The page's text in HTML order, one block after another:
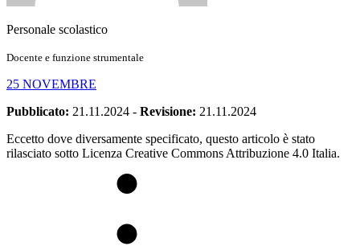
Personale scolastico
Docente e funzione strumentale
25 NOVEMBRE
Pubblicato: 21.11.2024 - Revisione: 21.11.2024
Eccetto dove diversamente specificato, questo articolo è stato
rilasciato sotto Licenza Creative Commons Attribuzione 4.0 Italia.